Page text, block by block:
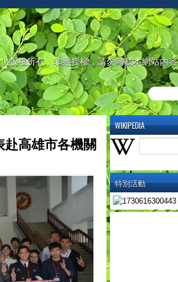
版權所有，非經授權，請勿轉載本網站內容
WIKIPEDIA
特別活動
赴高雄市各機關